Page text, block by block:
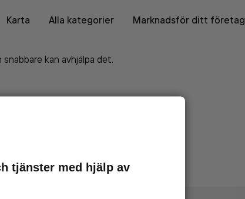
Karta
Alla kategorier Marknadsför ditt företag
kan avhjälpa det.
tjänster med hjälp av